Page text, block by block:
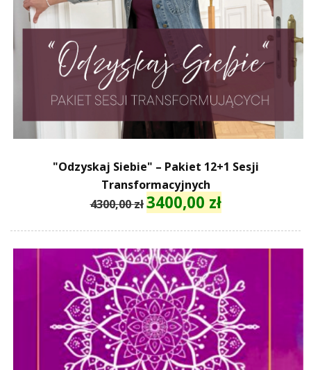
"Odzyskaj Siebie" – Pakiet 12+1 Sesji
Transformacyjnych
4300,00zł Pierwotna
4300,00 zł.
3400,00 złAktualna